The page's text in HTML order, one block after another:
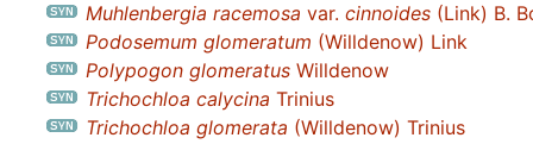
Muhlenbergia racemosa var. cinnoides (Link) B.
Podosemum glomeratum (Willdenow) Link
Polypogon glomeratus Willdenow
Trichochloa calycina Trinius
Trichochloa glomerata (Willdenow) Trinius